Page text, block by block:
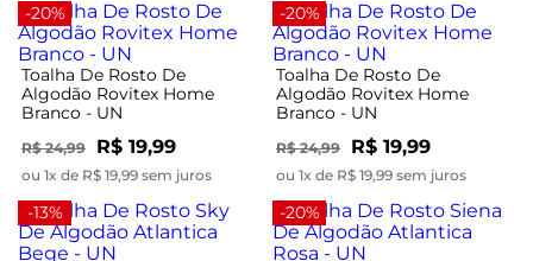
-20%
Toalha De Rosto De
Algodão Rovitex Home
Branco - UN
R$ 24,99 R$ 19,99
ou 1x de R$ 19,99 sem juros
-20%
Toalha De Rosto De
Algodão Rovitex Home
Branco - UN
R$ 24,99 R$ 19,99
ou 1x de R$ 19,99 sem juros
-13% -20%